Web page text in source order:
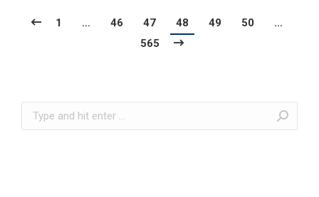
1 … 46 47 48 49 50
…
565
Search: